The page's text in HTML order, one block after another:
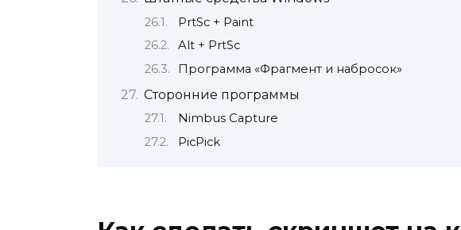
PrtSc + Paint
Alt + PrtSc
Программа «Фрагмент и набросок»
Сторонние программы
Nimbus Capture
PicPick